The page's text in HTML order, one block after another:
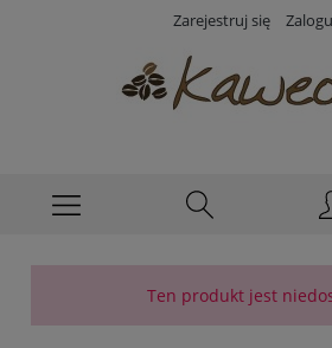
Zarejestruj się
Ten produkt jest